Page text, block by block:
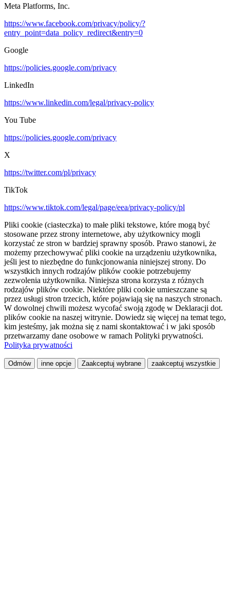
Meta Platforms, Inc.
https://www.facebook.com/privacy/policy/?
entry_point=data_policy_redirect&entry=0
Google
https://policies.google.com/privacy
LinkedIn
https://www.linkedin.com/legal/privacy-policy
You Tube
https://policies.google.com/privacy
X
https://twitter.com/pl/privacy
TikTok
https://www.tiktok.com/legal/page/eea/privacy-policy/pl
Pliki cookie (ciasteczka) to małe pliki tekstowe, które mogą być
stosowane przez strony internetowe, aby użytkownicy mogli
korzystać ze stron w bardziej sprawny sposób. Prawo stanowi, że
możemy przechowywać pliki cookie na urządzeniu użytkownika,
jeśli jest to niezbędne do funkcjonowania niniejszej strony. Do
wszystkich innych rodzajów plików cookie potrzebujemy
zezwolenia użytkownika. Niniejsza strona korzysta z różnych
rodzajów plików cookie. Niektóre pliki cookie umieszczane są
przez usługi stron trzecich, które pojawiają się na naszych stronach.
W dowolnej chwili możesz wycofać swoją zgodę w Deklaracji dot.
plików cookie na naszej witrynie. Dowiedz się więcej na temat tego,
kim jesteśmy, jak można się z nami skontaktować i w jaki sposób
przetwarzamy dane osobowe w ramach Polityki prywatności.
Polityka prywatności
Odmów inne opcje Zaakceptuj wybrane zaakceptuj wszystkie